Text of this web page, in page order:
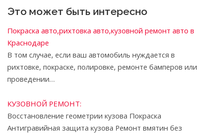
Это может быть интересно
Покраска авто,рихтовка авто,кузовной ремонт авто в
Краснодаре
В том случае, если ваш автомобиль нуждается в
рихтовке, покраске, полировке, ремонте бамперов или
проведении…
КУЗОВНОЙ РЕМОНТ:
Восстановление геометрии кузова Покраска
Антигравийная защита кузова Ремонт вмятин без